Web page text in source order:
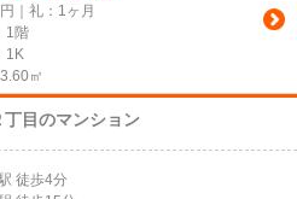
｜礼：1ヶ月
1階
1K
㎡
目のマンション
徒歩4分